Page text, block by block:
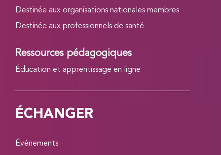
Destinée aux organisations nationales membres
Destinée aux professionnels de santé
Ressources pédagogiques
Éducation et apprentissage en ligne
ÉCHANGER
Événements